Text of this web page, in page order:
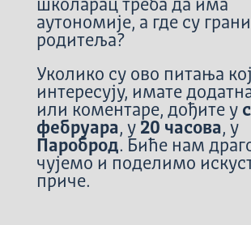
школарац треба да има
аутономије, а где су
родитеља?
Уколико су ово питања
интересују, имате
или коментаре, дођите у
фебруара, у 20 часова, у
Пароброд. Биће нам
чујемо и поделимо
приче.